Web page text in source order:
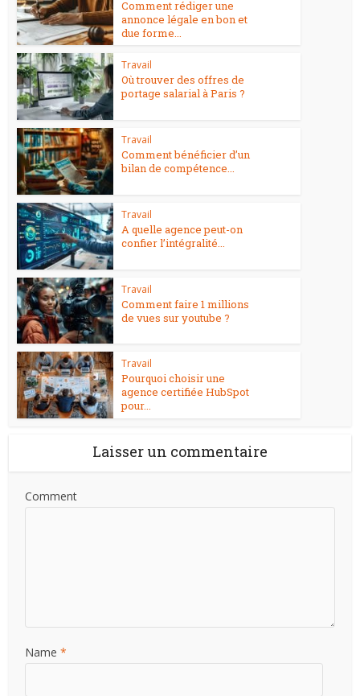
Comment rédiger une
annonce légale en bon et
due forme...
Travail
Où trouver des offres de
portage salarial à Paris ?
Travail
Comment bénéficier d’un
bilan de compétence...
Travail
A quelle agence peut-on
confier l’intégralité...
Travail
Comment faire 1 millions
de vues sur youtube ?
Travail
Pourquoi choisir une
agence certifiée HubSpot
pour...
Laisser un commentaire
Comment
Name *